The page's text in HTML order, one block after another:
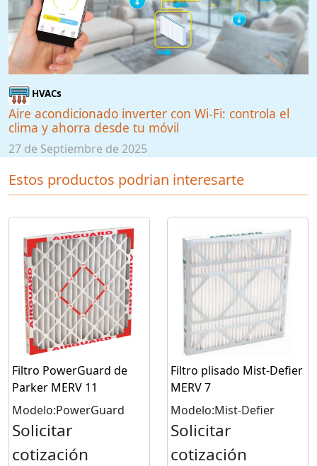
HVACs
Aire acondicionado inverter con Wi-Fi: controla el
clima y ahorra desde tu móvil
27 de Septiembre de 2025
Estos productos podrian interesarte
Filtro PowerGuard de
Parker MERV 11
Modelo:PowerGuard
Solicitar
cotización
Filtro plisado Mist-Defier
MERV 7
Modelo:Mist-Defier
Solicitar
cotización